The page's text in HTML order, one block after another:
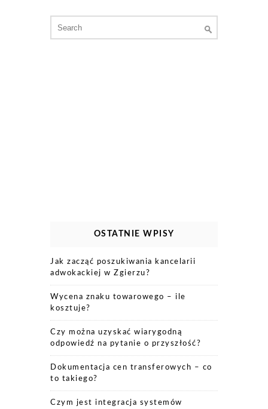
for:
OSTATNIE WPISY
Jak zacząć poszukiwania kancelarii
adwokackiej w Zgierzu?
Wycena znaku towarowego – ile
kosztuje?
Czy można uzyskać wiarygodną
odpowiedź na pytanie o przyszłość?
Dokumentacja cen transferowych – co
to takiego?
Czym jest integracja systemów